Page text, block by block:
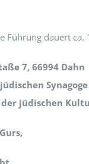
Führung dauert ca.
7, 66994 Dahn
der jüdischen